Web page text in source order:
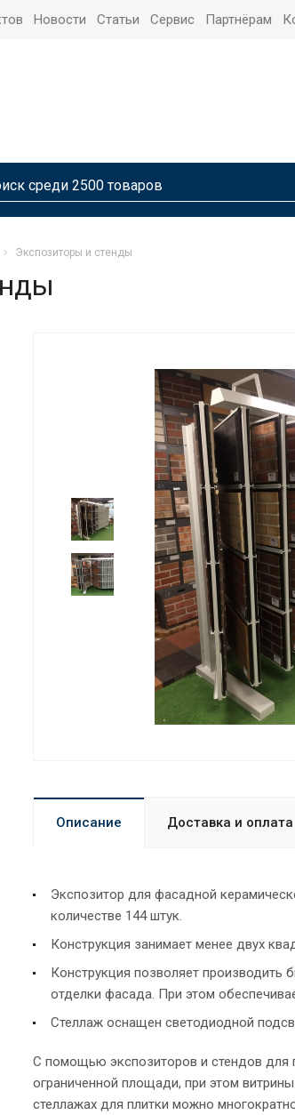
Новости Статьи Сервис Партнёрам
Экспозиторы и стенды
Описание Доставка и оплата
Экспозитор для фасадной
количестве 144 штук.
Конструкция занимает менее двух
Конструкция позволяет производить
отделки фасада. При этом
Стеллаж оснащен светодиодной
С помощью экспозиторов и стендов для
ограниченной площади, при этом
стеллажах для плитки можно